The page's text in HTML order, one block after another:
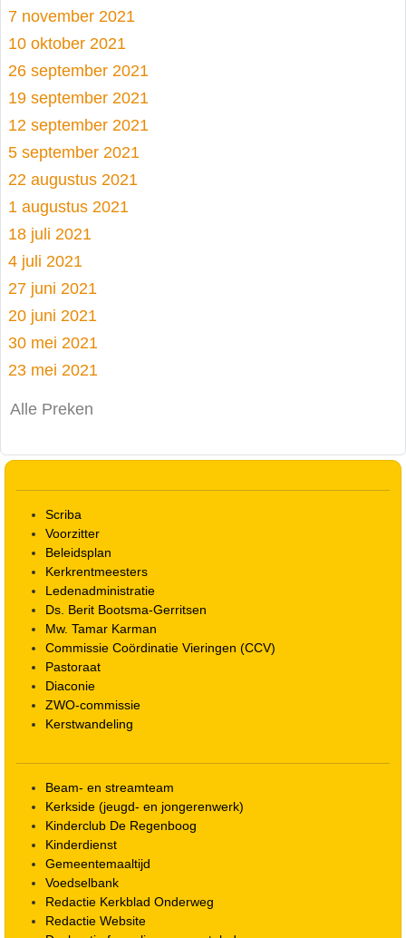
7 november 2021
10 oktober 2021
26 september 2021
19 september 2021
12 september 2021
5 september 2021
22 augustus 2021
1 augustus 2021
18 juli 2021
4 juli 2021
27 juni 2021
20 juni 2021
30 mei 2021
23 mei 2021
Alle Preken
Scriba
Voorzitter
Beleidsplan
Kerkrentmeesters
Ledenadministratie
Ds. Berit Bootsma-Gerritsen
Mw. Tamar Karman
Commissie Coördinatie Vieringen (CCV)
Pastoraat
Diaconie
ZWO-commissie
Kerstwandeling
Beam- en streamteam
Kerkside (jeugd- en jongerenwerk)
Kinderclub De Regenboog
Kinderdienst
Gemeentemaaltijd
Voedselbank
Redactie Kerkblad Onderweg
Redactie Website